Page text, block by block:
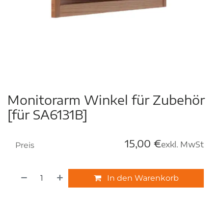
Monitorarm Winkel für Zubehör
[für SA6131B]
In den Warenkorb
Preis 15,00 €exkl. MwSt